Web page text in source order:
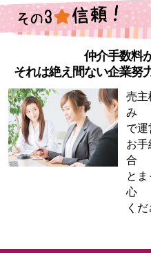
仲介手数料
それは絶え間ない企業努
売主
み
で運
お
合
と
心
くだ